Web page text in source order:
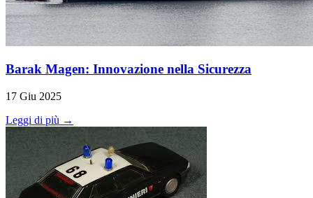
Barak Magen: Innovazione nella Sicurezza
17 Giu 2025
Leggi di più →